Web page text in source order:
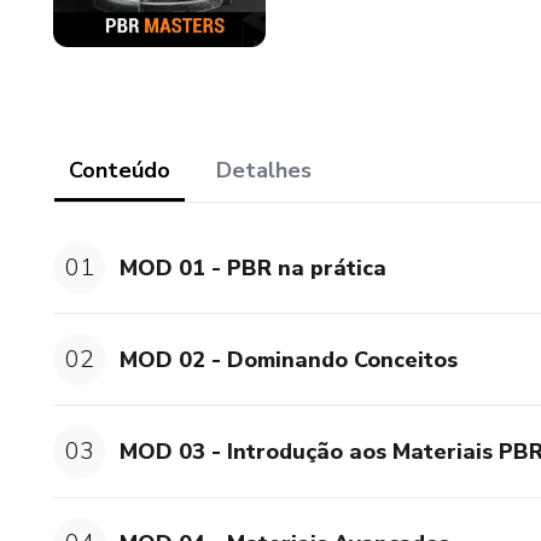
Conteúdo Detalhes
01 MOD 01 - PBR na prática
02 MOD 02 - Dominando Conceitos
03 MOD 03 - Introdução aos Materiais